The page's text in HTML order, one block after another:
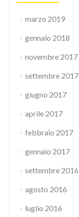
marzo 2019
gennaio 2018
novembre 2017
settembre 2017
giugno 2017
aprile 2017
febbraio 2017
gennaio 2017
settembre 2016
agosto 2016
luglio 2016